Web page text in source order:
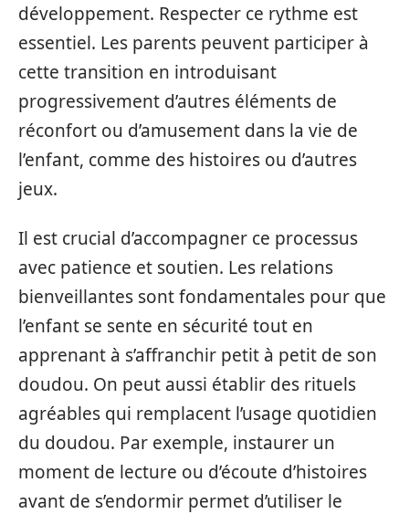
développement. Respecter ce rythme est
essentiel. Les parents peuvent participer à
cette transition en introduisant
progressivement d’autres éléments de
réconfort ou d’amusement dans la vie de
l’enfant, comme des histoires ou d’autres
jeux.
Il est crucial d’accompagner ce processus
avec patience et soutien. Les relations
bienveillantes sont fondamentales pour que
l’enfant se sente en sécurité tout en
apprenant à s’affranchir petit à petit de son
doudou. On peut aussi établir des rituels
agréables qui remplacent l’usage quotidien
du doudou. Par exemple, instaurer un
moment de lecture ou d’écoute d’histoires
avant de s’endormir permet d’utiliser le